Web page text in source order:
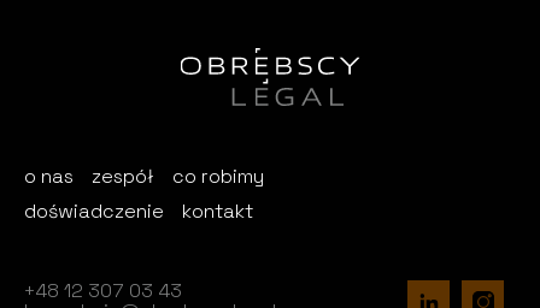
o nas zespół
co robimy
doświadczenie
kontakt
+48 12 307 03 43